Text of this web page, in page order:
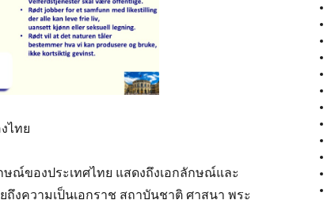
ณ์ของประเทศไทย แสดงถึงเอกลักษณ์และ
งความเป็นเอกราช สถาบันชาติ ศาสนา พระ